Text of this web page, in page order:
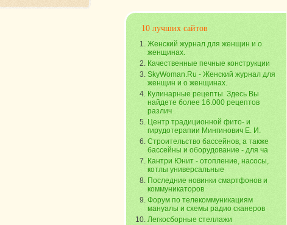
10 лучших сайтов
Женский журнал для женщин и о
женщинах.
Качественные печные конструкции
SkyWoman.Ru - Женский журнал для
женщин и о женщинах.
Кулинарные рецепты. Здесь Вы
найдете более 16.000 рецептов
различ
Центр традиционной фито- и
гирудотерапии Мингинович Е. И.
Строительство бассейнов, а также
бассейны и оборудование - для ча
Кантри Юнит - отопление, насосы,
котлы универсальные
Последние новинки смартфонов и
коммуникаторов
Форум по телекоммуникациям
мануалы и схемы радио сканеров
Легкосборные стеллажи